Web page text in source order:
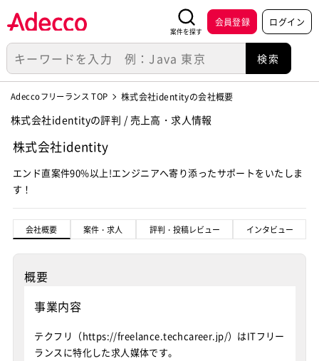
案件を探す
会員登録 ログイン
Adeccoフリーランス TOP 株式会社identityの会社概要
株式会社identityの評判 / 売上高・求人情報
株式会社identity
エンド直案件90%以上!エンジニアへ寄り添ったサポートをいたしま
す！
会社概要 案件・求人 評判・投稿レビュー インタビュー
概要
事業内容
テクフリ（https://freelance.techcareer.jp/）はITフリー
ランスに特化した求人媒体です。